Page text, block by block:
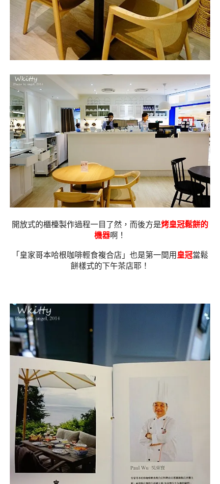
開放式的櫃檯製作過程一目了然，而後方是烤皇冠鬆餅的
機器啊！
「皇家哥本哈根咖啡輕食複合店」也是第一間用 皇冠當鬆
餅樣式的下午茶店耶！